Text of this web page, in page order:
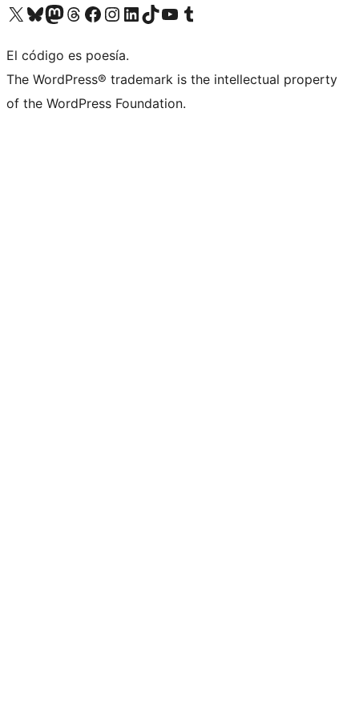
Visita nuestra cuenta de X (anteriormente Twitter)
Visita nuestra cuenta de Bluesky
Visita nuestra cuenta de Mastodon
Visita nuestra cuenta de Threads
Visita nuestra página de Facebook
Visita nuestra cuenta de Instagram
Visita nuestra cuenta de LinkedIn
Visita nuestra cuenta de TikTok
Visita nuestro canal de YouTube
Visita nuestra cuenta de Tumblr
El código es poesía.
The WordPress® trademark is the intellectual property
of the WordPress Foundation.